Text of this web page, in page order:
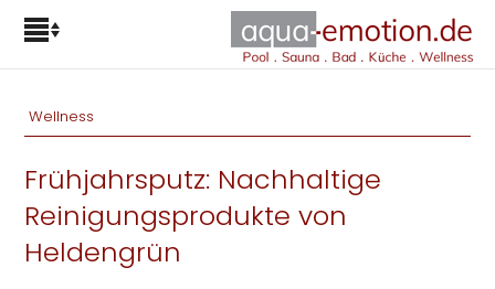
Wellness
Frühjahrsputz: Nachhaltige
Reinigungsprodukte von
Heldengrün